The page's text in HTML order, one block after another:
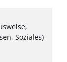
Soziales)